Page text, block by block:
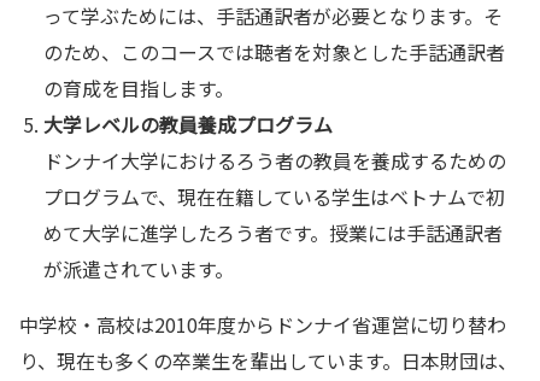
って学ぶためには、手話通訳者が必要となります。そ
のため、このコースでは聴者を対象とした手話通訳者
の育成を目指します。
大学レベルの教員養成プログラム
ドンナイ大学におけるろう者の教員を養成するための
プログラムで、現在在籍している学生はベトナムで初
めて大学に進学したろう者です。授業には手話通訳者
が派遣されています。
中学校・高校は2010年度からドンナイ省運営に切り替わ
り、現在も多くの卒業生を輩出しています。日本財団は、